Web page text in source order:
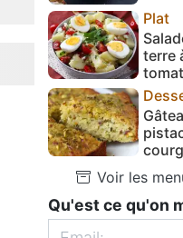
Plat
terre
Voir les
Qu'est ce qu'on